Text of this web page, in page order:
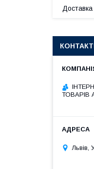
ТОВАРІВ
Львів,